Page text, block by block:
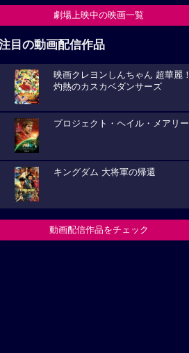
劇場上映中の映画一覧
目の動画配信作品
映画クレヨンしんちゃん 超華麗！
灼熱のカスカベダンサーズ
プロジェクト・ヘイル・メアリー
キングダム 大将軍の帰還
動画配信作品をチェック